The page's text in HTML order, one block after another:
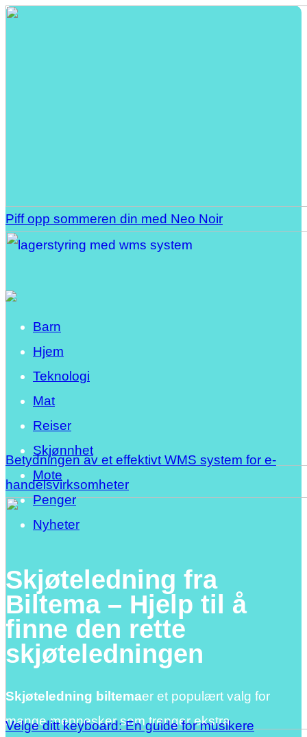
Piff opp sommeren din med Neo Noir
Betydningen av et effektivt WMS system for e-
handelsvirksomheter
Velge ditt keyboard: En guide for musikere
Barn
Hjem
Teknologi
Mat
Reiser
Skjønnhet
Mote
Penger
Nyheter
Skjøteledning fra
Biltema – Hjelp til å
finne den rette
skjøteledningen
Skjøteledning biltemaer et populært valg for
mange mennesker som trenger ekstra